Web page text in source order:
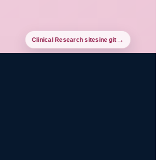
Clinical Research sitesine git